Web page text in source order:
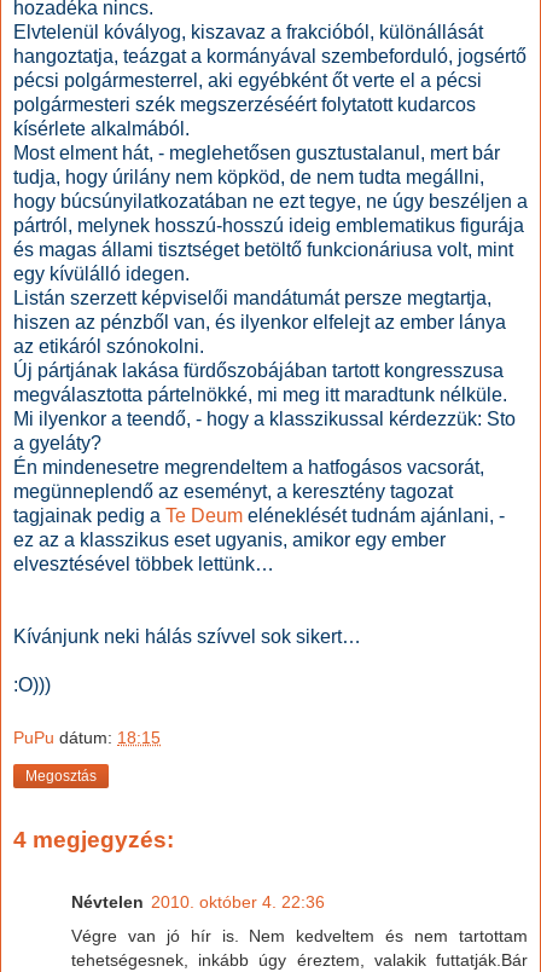
hozadéka nincs.
Elvtelenül kóvályog, kiszavaz a frakcióból, különállását
hangoztatja, teázgat a kormányával szembeforduló, jogsértő
pécsi polgármesterrel, aki egyébként őt verte el a pécsi
polgármesteri szék megszerzéséért folytatott kudarcos
kísérlete alkalmából.
Most elment hát, - meglehetősen gusztustalanul, mert bár
tudja, hogy úrilány nem köpköd, de nem tudta megállni,
hogy búcsúnyilatkozatában ne ezt tegye, ne úgy beszéljen a
pártról, melynek hosszú-hosszú ideig emblematikus figurája
és magas állami tisztséget betöltő funkcionáriusa volt, mint
egy kívülálló idegen.
Listán szerzett képviselői mandátumát persze megtartja,
hiszen az pénzből van, és ilyenkor elfelejt az ember lánya
az etikáról szónokolni.
Új pártjának lakása fürdőszobájában tartott kongresszusa
megválasztotta pártelnökké, mi meg itt maradtunk nélküle.
Mi ilyenkor a teendő, - hogy a klasszikussal kérdezzük: Sto
a gyeláty?
Én mindenesetre megrendeltem a hatfogásos vacsorát,
megünneplendő az eseményt, a keresztény tagozat
tagjainak pedig a Te Deum eléneklését tudnám ajánlani, -
ez az a klasszikus eset ugyanis, amikor egy ember
elvesztésével többek lettünk…
Kívánjunk neki hálás szívvel sok sikert…
:O)))
PuPu dátum: 18:15
Megosztás
4 megjegyzés:
Névtelen 2010. október 4. 22:36
Végre van jó hír is. Nem kedveltem és nem tartottam
tehetségesnek, inkább úgy éreztem, valakik futtatják.Bár